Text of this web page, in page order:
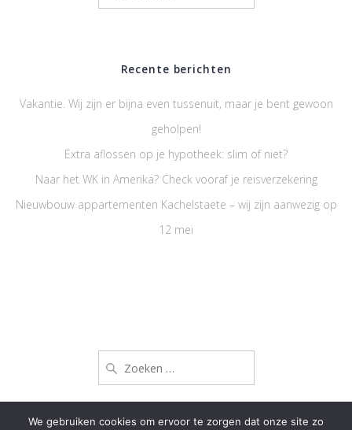
Recente berichten
Vakantie. Wij zijn er bijna even tussenuit, maar je bent gewoon
geholpen!
Extra aflossen op je hypotheek: slim of niet?
Naar het WK in Amerika? Check vooraf je reisverzekering
Nieuwbouw appartementen Kachelstaete – wij zijn aanwezig op
12 mei
naar:
We gebruiken cookies om ervoor te zorgen dat onze site zo